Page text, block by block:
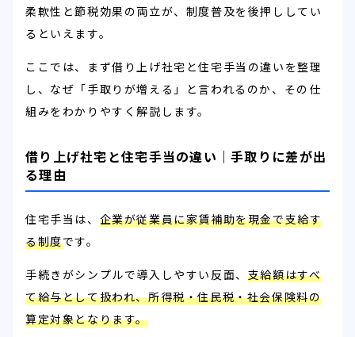
柔軟性と節税効果の両立が、制度普及を後押ししてい
るといえます。
ここでは、まず借り上げ社宅と住宅手当の違いを整理
し、なぜ「手取りが増える」と言われるのか、その仕
組みをわかりやすく解説します。
借り上げ社宅と住宅手当の違い｜手取りに差が出
る理由
住宅手当は、 企業が従業員に家賃補助を現金で支給す
る制度です。
手続きがシンプルで導入しやすい反面、 支給額はすべ
て給与として扱われ、所得税・住民税・社会保険料の
算定対象となります。